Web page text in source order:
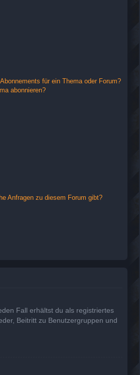
für ein Thema oder Forum?
abonnieren?
Anfragen zu diesem Forum gibt?
Fall erhältst du als registriertes
Beitritt zu Benutzergruppen und